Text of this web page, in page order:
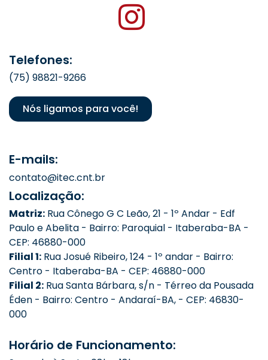
Telefones:
(75) 98821-9266
Nós ligamos para você!
E-mails:
contato@itec.cnt.br
Localização:
Matriz: Rua Cônego G C Leão, 21 - 1º Andar - Edf
Paulo e Abelita - Bairro: Paroquial - Itaberaba-BA -
CEP: 46880-000
Filial 1: Rua Josué Ribeiro, 124 - 1º andar - Bairro:
Centro - Itaberaba-BA - CEP: 46880-000
Filial 2: Rua Santa Bárbara, s/n - Térreo da Pousada
Éden - Bairro: Centro - Andaraí-BA, - CEP: 46830-
000
Horário de Funcionamento: